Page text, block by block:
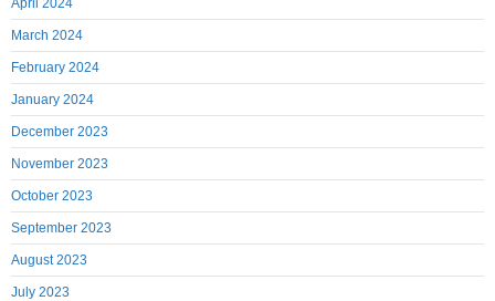
April 2024
March 2024
February 2024
January 2024
December 2023
November 2023
October 2023
September 2023
August 2023
July 2023